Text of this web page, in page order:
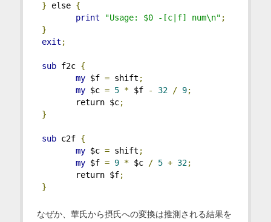
} else {
print
"Usage: $0 -[c|f] num\n" ;
}
exit ;
sub f2c {
my $f = shift ;
my $c = 5 * $f - 32 / 9;
return $c;
}
sub c2f {
my $c = shift ;
my $f = 9 * $c / 5 + 32;
return $f;
}
なぜか、華氏から摂氏への変換は推測される結果を